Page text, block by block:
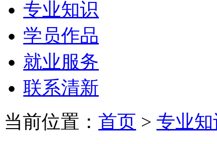
专业知识
学员作品
就业服务
联系清新
当前位置： 首页 > 专业